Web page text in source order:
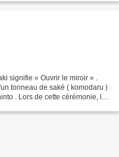
signifie « Ouvrir le miroir » .
tonneau de saké ( komodaru )
. Lors de cette cérémonie, les